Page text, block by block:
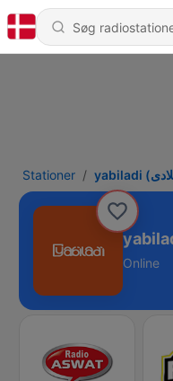
Stationer
Online